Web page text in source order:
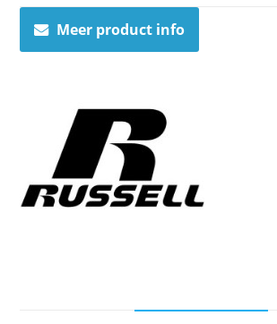
Meer product info